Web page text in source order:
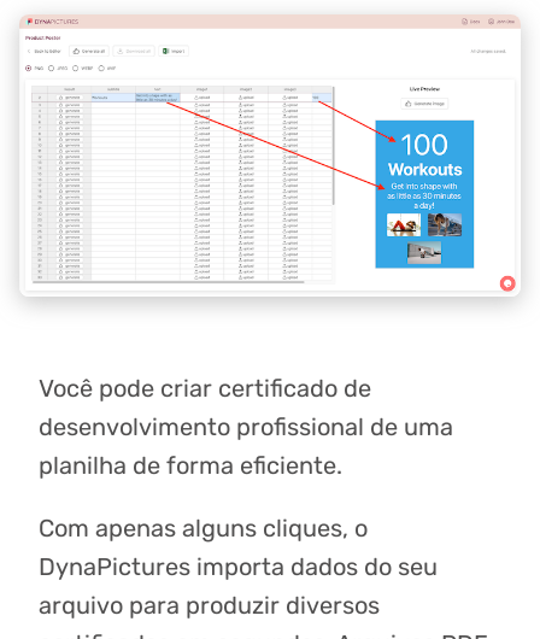
Você pode criar certificado de
desenvolvimento profissional de uma
planilha de forma eficiente.
Com apenas alguns cliques, o
DynaPictures importa dados do seu
arquivo para produzir diversos